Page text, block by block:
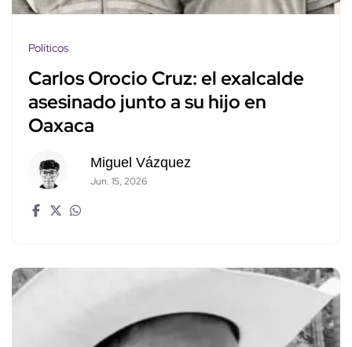
Políticos
Carlos Orocio Cruz: el exalcalde
asesinado junto a su hijo en
Oaxaca
Miguel Vázquez
Jun. 15, 2026